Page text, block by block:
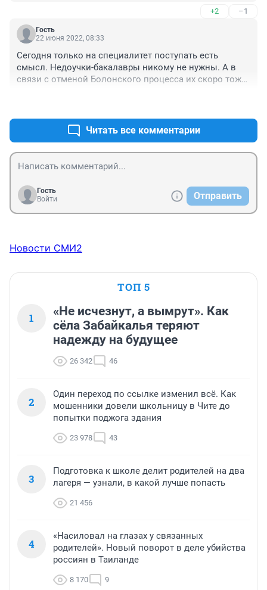
должность родителей. Сейчас самый популярный -
медицинский, врачи самые высоко оплачиваемый,
плюс никакой ответственности.
+2 –1
Гость
22 июня 2022, 08:33
Сегодня только на специалитет поступать есть
смысл. Недоучки-бакалавры никому не нужны. А в
связи с отменой Болонского процесса их скоро тоже
способных сдавать физику, в крае почти нет.
Читать все комментарии
Гость
Войти
Отправить
Новости СМИ2
ТОП 5
1
«Не исчезнут, а вымрут». Как
сёла Забайкалья теряют
надежду на будущее
26 342 46
2
Один переход по ссылке изменил всё. Как
мошенники довели школьницу в Чите до
попытки поджога здания
23 978 43
3
Подготовка к школе делит родителей на два
лагеря — узнали, в какой лучше попасть
21 456
4
«Насиловал на глазах у связанных
родителей». Новый поворот в деле убийства
россиян в Таиланде
8 170 9